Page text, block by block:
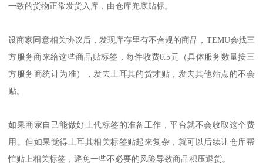
一致的货物正常发货入库，由仓库兜底贴标。
设商家同意相关协议后，发现库存里有不合规的商品，TEMU会找三
方服务商来给这些商品贴标签，每件收费0.5元（具体服务数量按三
方服务商统计为准），发去土耳其的货才贴，发去其他站点的不会
贴。
如果商家自己能做好土代标签的准备工作，平台就不会收取这个费
用。但如果觉得土耳其相关标签贴起来复杂，就可以后续让仓库帮
忙贴上相关标签，避免一些不必要的风险导致商品积压退货。